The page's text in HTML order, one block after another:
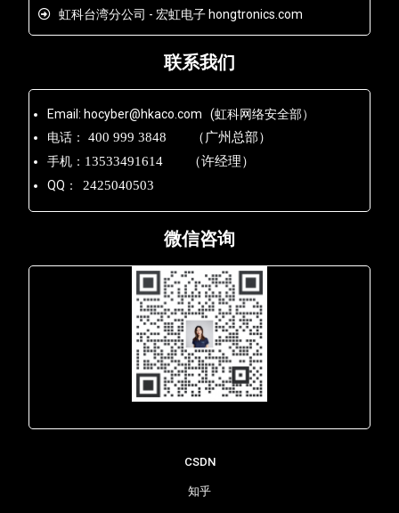
虹科台湾分公司 - 宏虹电子 hongtronics.com
联系我们
Email: hocyber@hkaco.com (虹科网络安全部）
电话：
400 999 3848 （广州总部）
手机： 13533491614 （许经理）
QQ： 2425040503
微信咨询
CSDN
知乎